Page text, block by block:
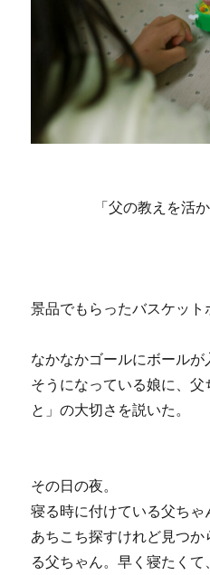
「父の教えを活
景品でもらったバスケット
なかなかゴールにボール
そうになっている娘に、父
と」の大切さを説いた。
その日の夜。
寝る時に付けている父ちゃ
あちこち探すけれど見つか
る父ちゃん。早く寝たくて